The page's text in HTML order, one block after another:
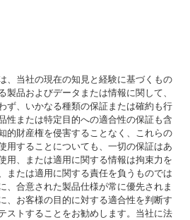
、当社の現在の知見と経験に基づくもの
製品およびデータまたは情報に関して、
ず、いかなる種類の保証または確約も行
性または特定目的への適合性の保証も含
的財産権を侵害することなく、これらの
用することについても、一切の保証はあ
用、または適用に関する情報は拘束力を
または適用に関する責任を負うものでは
、合意された製品仕様が常に優先されま
、お客様の目的に対する適合性を判断す
ストすることをお勧めします。当社に法